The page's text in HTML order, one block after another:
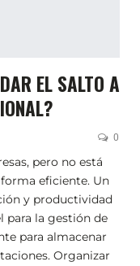
EL SALTO A
0
pero no está
eficiente. Un
y productividad
para la gestión de
para almacenar
Organizar